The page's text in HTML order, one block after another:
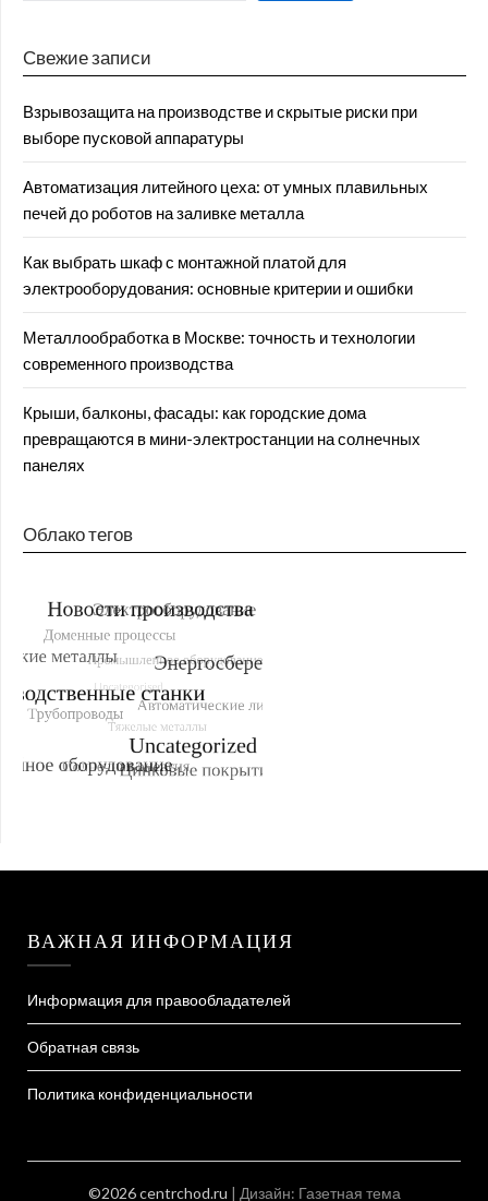
Свежие записи
Взрывозащита на производстве и скрытые риски при
выборе пусковой аппаратуры
Автоматизация литейного цеха: от умных плавильных
печей до роботов на заливке металла
Как выбрать шкаф с монтажной платой для
электрооборудования: основные критерии и ошибки
Металлообработка в Москве: точность и технологии
современного производства
Крыши, балконы, фасады: как городские дома
превращаются в мини-электростанции на солнечных
панелях
Облако тегов
ВАЖНАЯ ИНФОРМАЦИЯ
Информация для правообладателей
Обратная связь
Политика конфиденциальности
©2026 centrchod.ru | Дизайн: Газетная тема